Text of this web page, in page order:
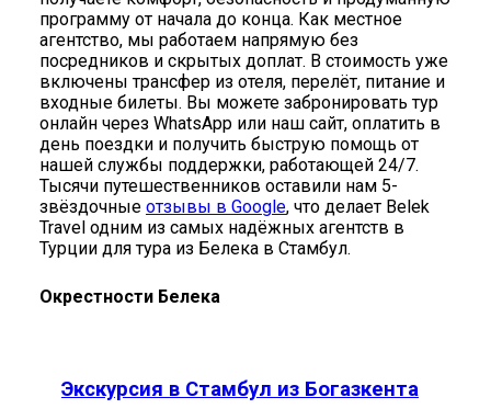
программу от начала до конца. Как местное
агентство, мы работаем напрямую без
посредников и скрытых доплат. В стоимость уже
включены трансфер из отеля, перелёт, питание и
входные билеты. Вы можете забронировать тур
онлайн через WhatsApp или наш сайт, оплатить в
день поездки и получить быструю помощь от
нашей службы поддержки, работающей 24/7.
Тысячи путешественников оставили нам 5-
звёздочные отзывы в Google, что делает Belek
Travel одним из самых надёжных агентств в
Турции для тура из Белека в Стамбул.
Окрестности Белека
Экскурсия в Стамбул из Богазкента